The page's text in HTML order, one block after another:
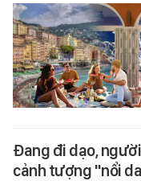
Đang đi dạo,
cảnh tượng "nổi